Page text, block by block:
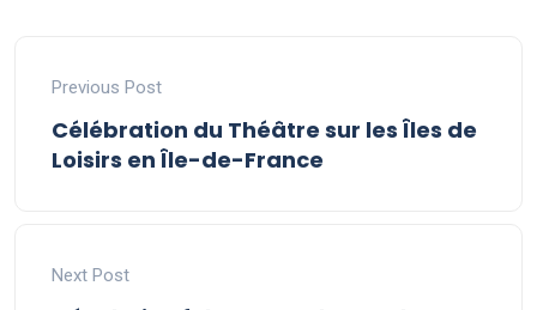
Previous Post
Célébration du Théâtre sur les Îles de
Loisirs en Île-de-France
Next Post